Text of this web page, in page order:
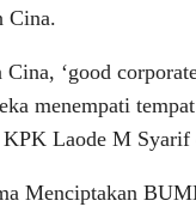
Cina.
‘good
menempati
Laode M
Menciptakan